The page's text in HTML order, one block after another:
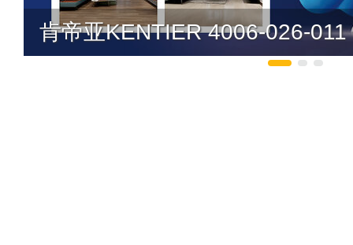
肯帝亚KENTIER 4006-026-011